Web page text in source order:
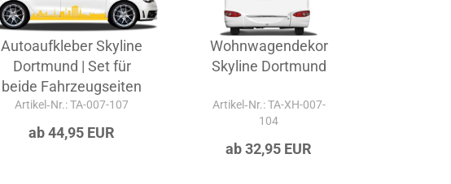
Autoaufkleber Skyline
Dortmund | Set für
beide Fahrzeugseiten
Artikel‑Nr.: TA-007-107
ab 44,95 EUR
Wohnwagendekor
Skyline Dortmund
Artikel‑Nr.: TA-XH-007-
104
ab 32,95 EUR